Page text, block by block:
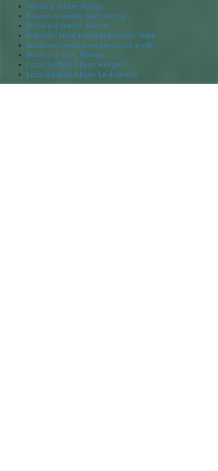
Terrain à vendre, Parigny
Bureaux à vendre, Saint etienne
Bureaux à vendre, Roanne
Entrepôt / Local industriel à vendre, Mably
Local commercial à vendre, Cours la ville
Bureaux à louer, Roanne
Local d'activité à louer, Riorges
Local d'activité à louer, La ricamarie